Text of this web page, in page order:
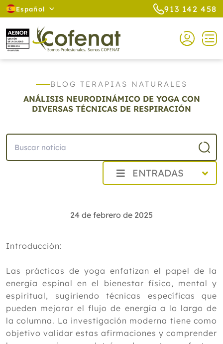
Español 913 142 458
BLOG TERAPIAS NATURALES
ANÁLISIS NEURODINÁMICO DE YOGA CON
DIVERSAS TÉCNICAS DE RESPIRACIÓN
ENTRADAS
2025
Agosto
Julio
Junio
Mayo
Abril
Marzo
24 de febrero de 2025
Introducción:
Las prácticas de yoga enfatizan el papel de la
energía espinal en el bienestar físico, mental y
espiritual, sugiriendo técnicas específicas que
pueden mejorar el flujo de energía a lo largo de
la columna. La investigación moderna tiene como
objetivo validar estas afirmaciones y comprender